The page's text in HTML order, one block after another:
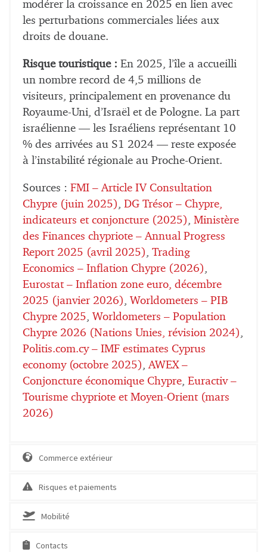
modérer la croissance en 2025 en lien avec
les perturbations commerciales liées aux
droits de douane.
Risque touristique : En 2025, l’île a accueilli
un nombre record de 4,5 millions de
visiteurs, principalement en provenance du
Royaume-Uni, d’Israël et de Pologne. La part
israélienne — les Israéliens représentant 10
% des arrivées au S1 2024 — reste exposée
à l’instabilité régionale au Proche-Orient.
Sources : FMI – Article IV Consultation
Chypre (juin 2025), DG Trésor – Chypre,
indicateurs et conjoncture (2025), Ministère
des Finances chypriote – Annual Progress
Report 2025 (avril 2025), Trading
Economics – Inflation Chypre (2026),
Eurostat – Inflation zone euro, décembre
2025 (janvier 2026), Worldometers – PIB
Chypre 2025, Worldometers – Population
Chypre 2026 (Nations Unies, révision 2024),
Politis.com.cy – IMF estimates Cyprus
economy (octobre 2025),AWEX –
Conjoncture économique Chypre, Euractiv –
Tourisme chypriote et Moyen-Orient (mars
2026)
Commerce extérieur
Risques et paiements
Mobilité
Contacts